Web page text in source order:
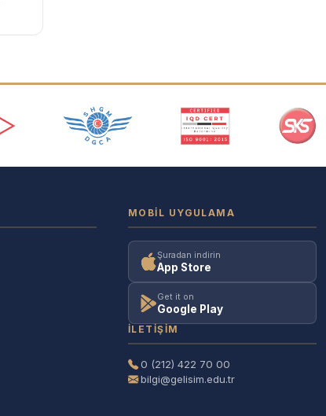
MOBIL UYGULAMA
Şuradan indirin
App Store
Get it on
Google Play
İLETIŞIM
0 (212) 422 70 00
bilgi@gelisim.edu.tr